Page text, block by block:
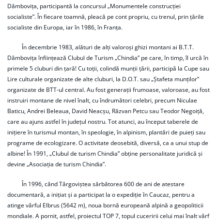
Dâmbovița, participantă la concursul „Monumentele construcției
socialiste”. În fiecare toamnă, pleacă pe cont propriu, cu trenul, prin țările
socialiste din Europa, iar în 1986, în Franța.
În decembrie 1983, alături de alți valoroși ghizi montani ai B.T.T.
Dâmbovița înființează Clubul de Turism „Chindia” pe care, în timp, îl urcă în
primele 5 cluburi din țară! Cu toții, colindă munții țării, participă la Cupe sau
Lire culturale organizate de alte cluburi, la D.O.T. sau „Ștafeta munților”
organizate de BTT-ul central. Au fost generații frumoase, valoroase, au fost
instruiri montane de nivel înalt, cu îndrumători celebri, precum Niculae
Baticu, Andrei Beleaua, David Neacșu, Răzvan Petcu sau Teodor Negoiță,
care au ajuns astfel în județul nostru. Tot atunci, au început taberele de
inițiere în turismul montan, în speologie, în alpinism, plantări de puieți sau
programe de ecologizare. O activitate deosebită, diversă, ca a unui stup de
albine! În 1991, „Clubul de turism Chindia” obține personalitate juridică și
devine „Asociația de turism Chindia”.
În 1996, când Târgoviștea sărbătorea 600 de ani de atestare
documentară, a inițiat și a participat la o expediție în Caucaz, pentru a
atinge vârful Elbrus (5642 m), noua bornă europeană alpină a geopoliticii
mondiale. A pornit, astfel, proiectul TOP 7, topul cuceririi celui mai înalt vârf